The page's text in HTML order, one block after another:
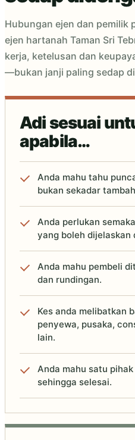
Hubungan ejen dan pemilik
ejen hartanah Taman Sri
kerja, ketelusan dan
—bukan janji paling sedap
Adi sesuai
apabila…
Anda mahu tahu
bukan sekadar
Anda perlukan
yang boleh dijelaskan
Anda mahu pembeli
dan rundingan.
Kes anda melibatkan
penyewa, pusaka,
lain.
Anda mahu satu
sehingga selesai.